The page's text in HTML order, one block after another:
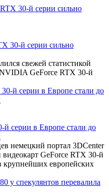
30-й серии сильно
свежей статистикой
GeForce RTX 30-й
серии в Европе стали до
немецкий портал 3DCenter
видеокарт GeForce RTX 30-й
крупнейших европейских